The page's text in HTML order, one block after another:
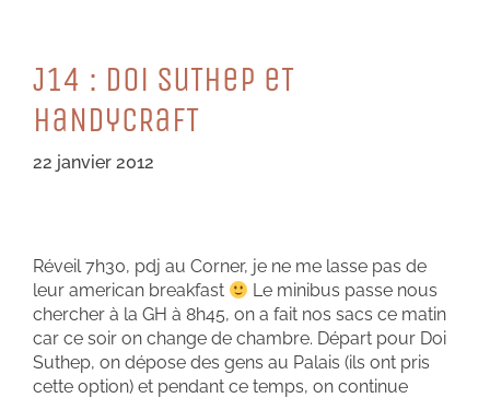
J14 : Doi SuTHeP eT
HaNDyCRaFT
22 janvier 2012
Réveil 7h30, pdj au Corner, je ne me lasse pas de
leur american breakfast
Le minibus passe nous
chercher à la GH à 8h45, on a fait nos sacs ce matin
car ce soir on change de chambre. Départ pour Doi
Suthep, on dépose des gens au Palais (ils ont pris
cette option) et pendant ce temps, on continue